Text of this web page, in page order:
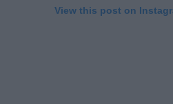
View this post on